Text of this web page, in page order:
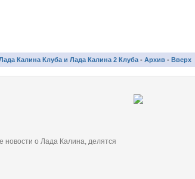
Калина Клуба и Лада Калина 2 Клуба - Архив - Вверх
о Лада Калина, делятся